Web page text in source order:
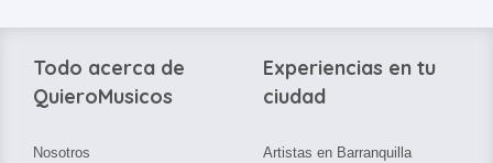
Todo acerca de
QuieroMusicos
Nosotros
Experiencias en tu
ciudad
Artistas en Barranquilla